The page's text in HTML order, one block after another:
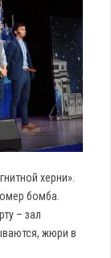
херни».
бомба.
– зал
жюри в